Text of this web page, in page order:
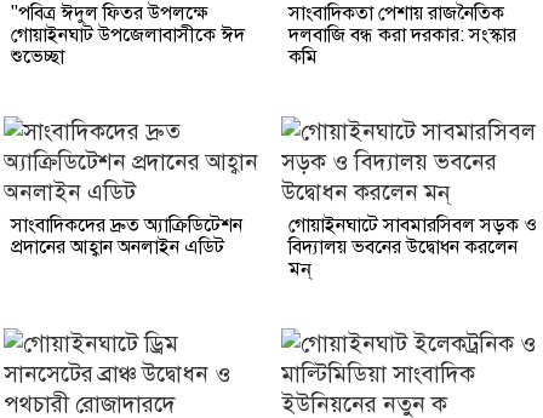
"পবিত্র ঈদুল ফিতর উপলক্ষে
গোয়াইনঘাট উপজেলাবাসীকে ঈদ
শুভেচ্ছা
সাংবাদিকতা পেশায় রাজনৈতিক
দলবাজি বন্ধ করা দরকার: সংস্কার
কমি
সাংবাদিকদের দ্রুত অ্যাক্রিডিটেশন
প্রদানের আহ্বান অনলাইন এডিট
গোয়াইনঘাটে সাবমারসিবল সড়ক ও
বিদ্যালয় ভবনের উদ্বোধন করলেন
মন্